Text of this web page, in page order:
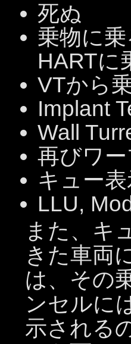
死ぬ
乗物に
HARTに
VTから
Implant
Wall
再びワ
キュー
LLU,
また、キ
きた車両
は、その
ンセルに
示される